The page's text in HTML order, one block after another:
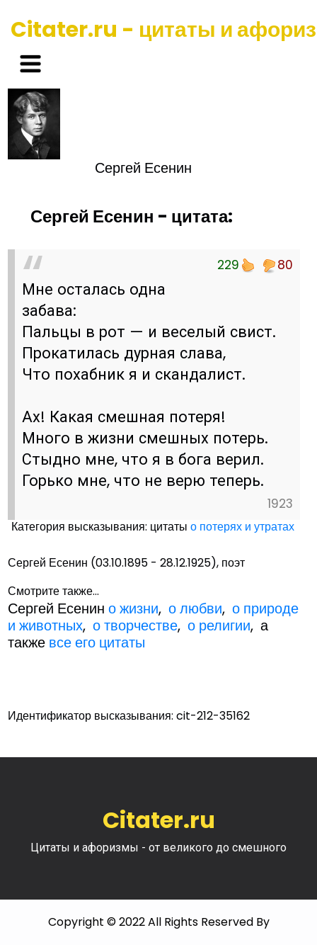
Citater.ru - цитаты и
Сергей Есенин
Сергей Есенин - цитата:
229 80
Мне осталась одна
забава:
Пальцы в рот — и веселый свист.
Прокатилась дурная слава,
Что похабник я и скандалист.
Ах! Какая смешная потеря!
Много в жизни смешных потерь.
Стыдно мне, что я в бога верил.
Горько мне, что не верю теперь.
1923
Категория высказывания: цитатыо потерях и утратах
Сергей Есенин (03.10.1895 - 28.12.1925), поэт
Смотрите также...
Сергей Есенино жизни,о любви,о природе
и животных,о творчестве,о религии, а
также все его цитаты
Идентификатор высказывания: cit-212-35162
Citater.ru
Цитаты и афоризмы - от великого до смешного
Copyright © 2022 All Rights Reserved By